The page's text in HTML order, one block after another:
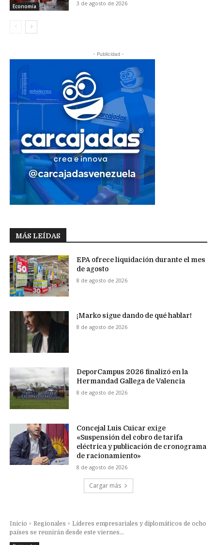
Economía 3 de agosto de 2026
- Publicidad -
MÁS LEÍDAS
EPA ofrece liquidación durante el mes
de agosto
8 de agosto de 2026
¡Marko sigue dando de qué hablar!
8 de agosto de 2026
DeporCampus 2026 finalizó en la
Hermandad Gallega de Valencia
8 de agosto de 2026
Concejal Luis Cuicar exige
«Suspensión del cobro de tarifa
eléctrica y publicación de cronograma
de racionamiento»
8 de agosto de 2026
Cargar más